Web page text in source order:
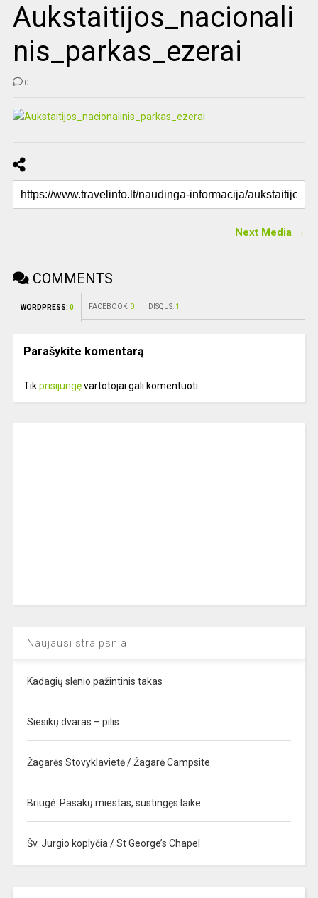
Aukstaitijos_nacionali
nis_parkas_ezerai
0
Next Media →
COMMENTS
WORDPRESS: 0 FACEBOOK: 0 DISQUS: 1
Parašykite komentarą
Tikprisijungęvartotojai gali komentuoti.
Naujausi straipsniai
Kadagių slėnio pažintinis takas
Siesikų dvaras – pilis
Žagarės Stovyklavietė / Žagarė Campsite
Briugė: Pasakų miestas, sustingęs laike
Šv. Jurgio koplyčia / St George’s Chapel